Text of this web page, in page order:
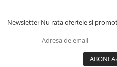
Newsletter Nu rata ofertele si